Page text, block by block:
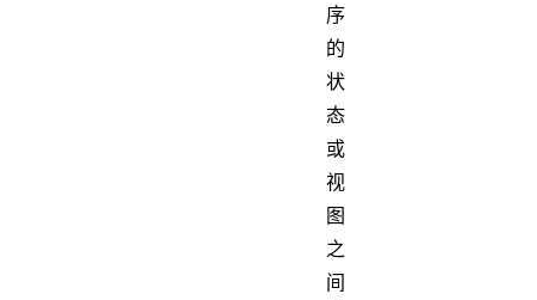
序
的
状
态
或
视
图
之
间